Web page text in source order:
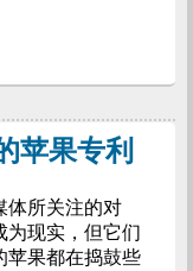
苹果专利
体所关注的对
为现实，但它们
苹果都在捣鼓些